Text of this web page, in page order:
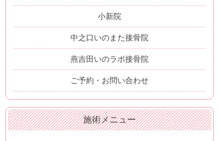
小新院
中之口いのまた接骨院
燕吉田いのラボ接骨院
ご予約・お問い合わせ
施術メニュー